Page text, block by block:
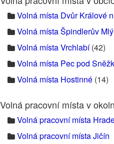
Volná místa Dvůr Králové
Volná místa Špindlerův
Volná místa Vrchlabí(42)
Volná místa Pec pod
Volná místa Hostinné (14)
Volná pracovní místa v
Volná pracovní místa
Volná pracovní místa Jičín